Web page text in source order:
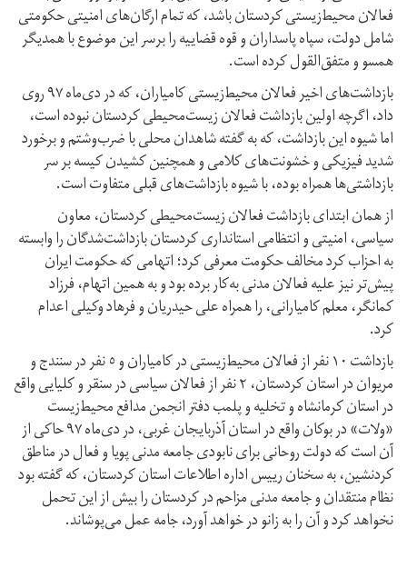
فعالان محیط‌زیستی کردستان باشد، که تمام ارگان‌های امنیتی حکومتی
شامل دولت، سپاه پاسداران و قوه‌ قضاییه را برسر این موضوع با همدیگر
همسو و متفق‌القول کرده است.
بازداشت‌های اخیر فعالان محیط‌زیستی کامیاران، که در دی‌ماه ٩٧ روی
داد، اگرچه اولین بازداشت‌ فعالان زیست‌محیطی کردستان نبوده است،
اما شیوه این بازداشت، که به گفته شاهدان محلی با ضرب‌وشتم و برخورد
شدید فیزیکی و خشونت‌های کلامی و همچنین کشیدن کیسه بر سر
بازداشتی‌ها همراه بوده، با شیوه بازداشت‌های قبلی متفاوت است.
از همان ابتدای بازداشت فعالان زیست‌محیطی کردستان، معاون
سیاسی، امنیتی و انتظامی استانداری کردستان بازداشت‌شدگان را وابسته
به احزاب کرد مخالف حکومت معرفی کرد؛ اتهامی که حکومت ایران
پیش‌تر نیز علیه فعالان مدنی به‌کار برده بود و به همین اتهام، فرزاد
کمانگر، معلم کامیارانی، را همراه علی حیدریان و فرهاد وکیلی اعدام
کرد.
بازداشت ١٠ نفر از فعالان محیط‌زیستی در کامیاران و ٥ نفر در سنندج و
مریوان در استان کردستان، ۲ نفر از فعالان سیاسی در سنقر و کلیایی واقع
در استان کرمانشاه و تخلیه و پلمب دفتر انجمن مدافع محیط‌زیست
«ولات» در بوکان واقع در استان آذربایجان غربی، در دی‌ماه ٩٧ حاکی از
آن است که دولت روحانی برای نابودی جامعه مدنی پویا و فعال در مناطق
کردنشین، به سخنان رییس اداره اطلاعات استان کردستان، که گفته بود
نظام منتقدان و جامعه مدنی مزاحم در کردستان را بیش از این تحمل
نخواهد کرد و آن را به زانو در خواهد آورد، جامه عمل می‌پوشاند.